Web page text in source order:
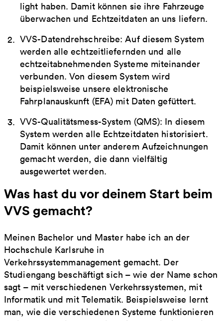
light haben. Damit können sie ihre Fahrzeuge
überwachen und Echtzeitdaten an uns liefern.
VVS-Datendrehschreibe: Auf diesem System
werden alle echtzeitliefernden und alle
echtzeitabnehmenden Systeme miteinander
verbunden. Von diesem System wird
beispielsweise unsere elektronische
Fahrplanauskunft (EFA) mit Daten gefüttert.
VVS-Qualitätsmess-System (QMS): In diesem
System werden alle Echtzeitdaten historisiert.
Damit können unter anderem Aufzeichnungen
gemacht werden, die dann vielfältig
ausgewertet werden.
Was hast du vor deinem Start beim
VVS gemacht?
Meinen Bachelor und Master habe ich an der
Hochschule Karlsruhe in
Verkehrssystemmanagement gemacht. Der
Studiengang beschäftigt sich – wie der Name schon
sagt – mit verschiedenen Verkehrssystemen, mit
Informatik und mit Telematik. Beispielsweise lernt
man, wie die verschiedenen Systeme funktionieren